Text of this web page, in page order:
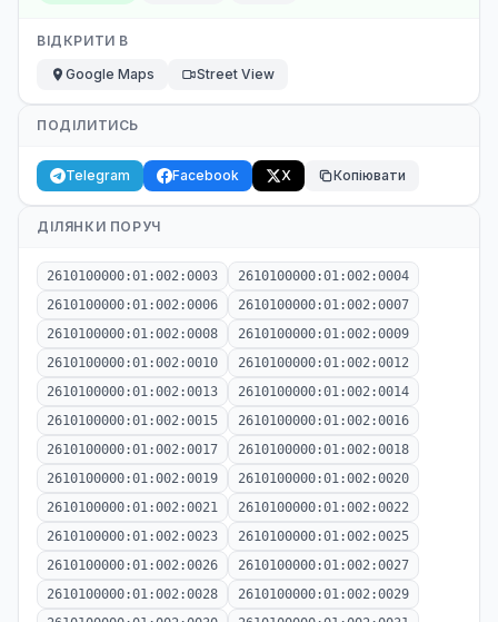
ВІДКРИТИ В
Google Maps
Street View
ПОДІЛИТИСЬ
Telegram Facebook X Копіювати
ДІЛЯНКИ ПОРУЧ
2610100000:01:002:0003
2610100000:01:002:0004
2610100000:01:002:0006
2610100000:01:002:0007
2610100000:01:002:0008
2610100000:01:002:0009
2610100000:01:002:0010
2610100000:01:002:0012
2610100000:01:002:0013
2610100000:01:002:0014
2610100000:01:002:0015
2610100000:01:002:0016
2610100000:01:002:0017
2610100000:01:002:0018
2610100000:01:002:0019
2610100000:01:002:0020
2610100000:01:002:0021
2610100000:01:002:0022
2610100000:01:002:0023
2610100000:01:002:0025
2610100000:01:002:0026
2610100000:01:002:0027
2610100000:01:002:0028
2610100000:01:002:0029